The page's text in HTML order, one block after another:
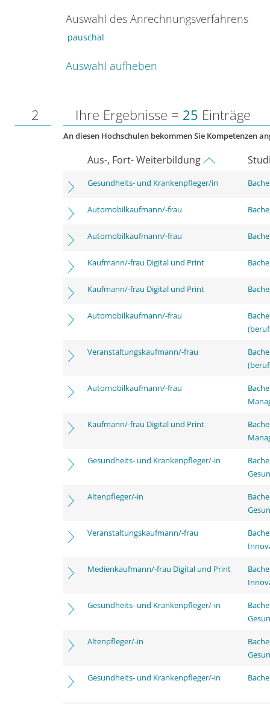
Auswahl des Anrechnungsverfahrens
pauschal
Auswahl aufheben
2 Ihre Ergebnisse = 25 Einträge
An diesen Hochschulen bekommen Sie Kompetenzen
Aus-, Fort- Weiterbildung
Gesundheits- und Krankenpfleger/in
Automobilkaufmann/-frau
Automobilkaufmann/-frau
Kaufmann/-frau Digital und Print
Kaufmann/-frau Digital und Print
Automobilkaufmann/-frau
Veranstaltungskaufmann/-frau
Automobilkaufmann/-frau
Kaufmann/-frau Digital und Print
Gesundheits- und Krankenpfleger/-in
Altenpfleger/-in
Veranstaltungskaufmann/-frau
Medienkaufmann/-frau Digital und Print
Gesundheits- und Krankenpfleger/-in
Altenpfleger/-in
Gesundheits- und Krankenpfleger/-in